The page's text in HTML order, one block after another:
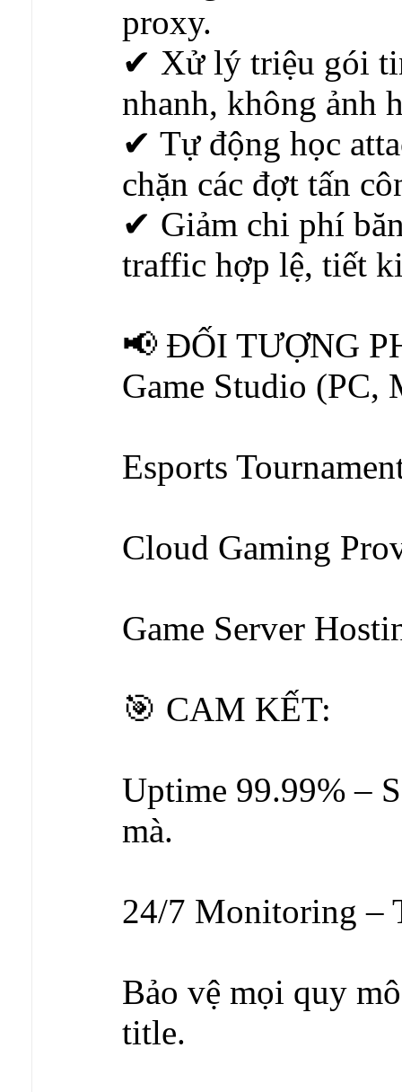
proxy.
✔ Xử lý triệu gói
nhanh, không ảnh
✔ Tự động học
chặn các đợt tấn
✔ Giảm chi phí
traffic hợp lệ, tiết
📢 ĐỐI TƯỢNG
Game Studio (PC,
Esports
Cloud Gaming
Game Server
🎯 CAM KẾT:
Uptime 99.99% –
mà.
24/7 Monitoring –
Bảo vệ mọi quy
title.